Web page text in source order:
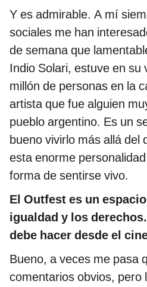
Y es admirable. A mí
sociales me han
de semana que
Indio Solari, estuve en su
millón de personas en la
artista que fue alguien
pueblo argentino. Es un
bueno vivirlo más allá del
esta enorme
forma de sentirse vivo.
El Outfest es un
igualdad y los
debe hacer desde el
Bueno, a veces me pasa
comentarios obvios, pero